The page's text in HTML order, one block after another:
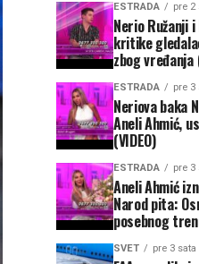
ESTRADA pre 2
Nerio Ružanji
kritike
zbog vređanja
ESTRADA pre 3
Neriova baka
Aneli Ahmić,
(VIDEO)
ESTRADA pre 3
Aneli Ahmić
Narod pita:
posebnog
SVET pre 3 sata